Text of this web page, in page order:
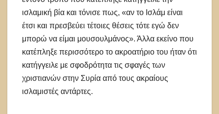
ισλαμική βία και τόνισε πως, «αν το Ισλάμ είναι
έτσι και πρεσβεύει τέτοιες θέσεις τότε εγώ δεν
μπορώ να είμαι μουσουλμάνος». Άλλα εκείνο που
κατέπληξε περισσότερο το ακροατήριο του ήταν ότι
κατήγγειλε με σφοδρότητα τις σφαγές των
χριστιανών στην Συρία από τους ακραίους
ισλαμιστές αντάρτες.